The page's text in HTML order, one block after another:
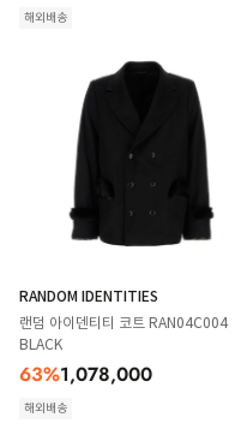
해외배송
RANDOM IDENTITIES
랜덤 아이덴티티 코트 RAN04C004
BLACK
63%1,078,000
해외배송